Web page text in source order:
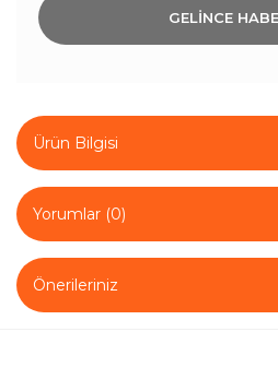
GELİNCE
Ürün Bilgisi
Yorumlar (0)
Önerileriniz